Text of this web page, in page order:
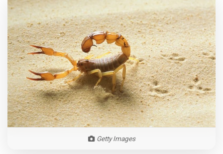
Getty Images